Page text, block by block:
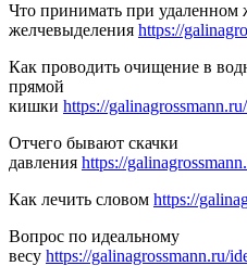
Что принимать при удаленном
желчевыделения https://
Как проводить очищение в
прямой
кишки https://
Отчего бывают скачки
давления https://
Как лечить словом https://
Вопрос по идеальному
весу https://galinagrossmann.ru/